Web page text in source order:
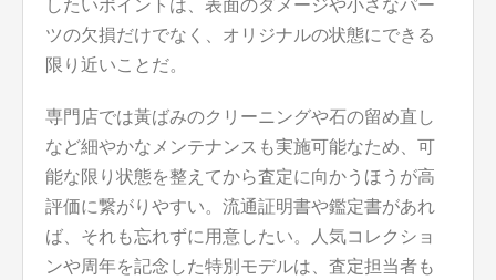
したいポイントは、表面のダメージや小さなパー
ツの欠損だけでなく、オリジナルの状態にできる
限り近いことだ。
専門店では黃ばみのクリーニングや石の留め直し
など細やかなメンテナンスも実施可能なため、可
能な限り状態を整えてから査定に向かうほうが高
評価に繋がりやすい。流通証明書や鑑定書があれ
ば、それも忘れずに用意したい。人気コレクショ
ンや周年を記念した特別モデルは、査定担当者も